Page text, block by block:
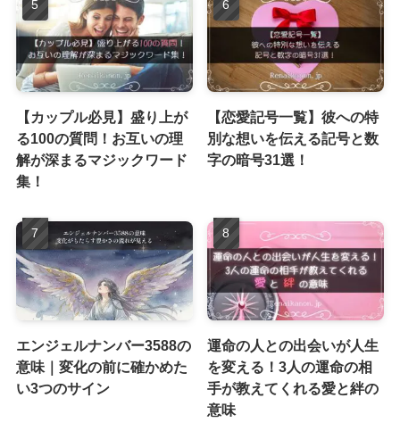
【カップル必見】盛り上が
る100の質問！お互いの理
解が深まるマジックワード
集！
【恋愛記号一覧】彼への特
別な想いを伝える記号と数
字の暗号31選！
エンジェルナンバー3588の
意味｜変化の前に確かめた
い3つのサイン
運命の人との出会いが人生
を変える！3人の運命の相
手が教えてくれる愛と絆の
意味